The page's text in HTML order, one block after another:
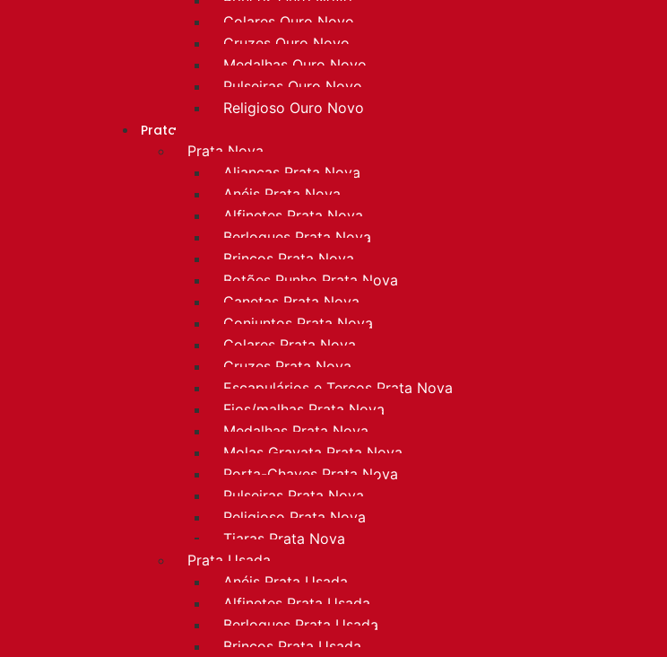
Colares Ouro Novo
Cruzes Ouro Novo
Medalhas Ouro Novo
Pulseiras Ouro Novo
Religioso Ouro Novo
Prata
Prata Nova
Alianças Prata Nova
Anéis Prata Nova
Alfinetes Prata Nova
Berloques Prata Nova
Brincos Prata Nova
Botões Punho Prata Nova
Canetas Prata Nova
Conjuntos Prata Nova
Colares Prata Nova
Cruzes Prata Nova
Escapulários e Terços Prata Nova
Fios/malhas Prata Nova
Medalhas Prata Nova
Molas Gravata Prata Nova
Porta-Chaves Prata Nova
Pulseiras Prata Nova
Religioso Prata Nova
Tiaras Prata Nova
Prata Usada
Anéis Prata Usada
Alfinetes Prata Usada
Berloques Prata Usada
Brincos Prata Usada